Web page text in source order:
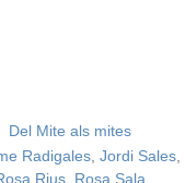
Del Mite als mites
Radigales Jordi Sales
Rius Rosa Sala